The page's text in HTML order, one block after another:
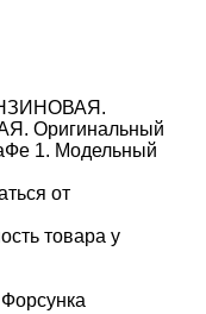
Оригинальный
1. Модельный
от
товара у